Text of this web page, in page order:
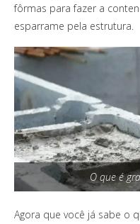
fôrmas para fazer a
esparrame pela estrutura.
O que é
Agora que você já sabe o